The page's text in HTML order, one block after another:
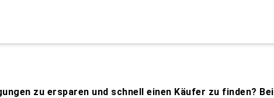
zu ersparen und schnell einen Käufer zu finden? Bei